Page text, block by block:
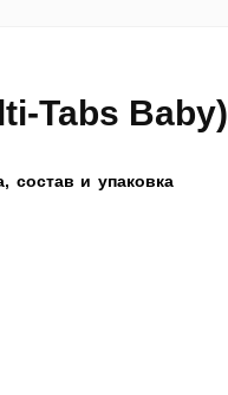
Tabs Baby)
состав и упаковка